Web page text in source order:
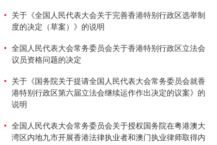
关于《全国人民代表大会关于完善香港特别行政区选举制
度的决定（草案）》的说明
全国人民代表大会常务委员会关于香港特别行政区立法会
议员资格问题的决定
关于《国务院关于提请全国人民代表大会常务委员会就香
港特别行政区第六届立法会继续运作作出决定的议案》的
说明
全国人民代表大会常务委员会关于授权国务院在粤港澳大
湾区内地九市开展香港法律执业者和澳门执业律师取得内